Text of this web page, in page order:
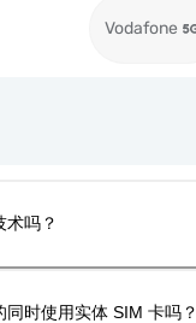
Vodafone
术吗？
时使用实体 SIM 卡吗？